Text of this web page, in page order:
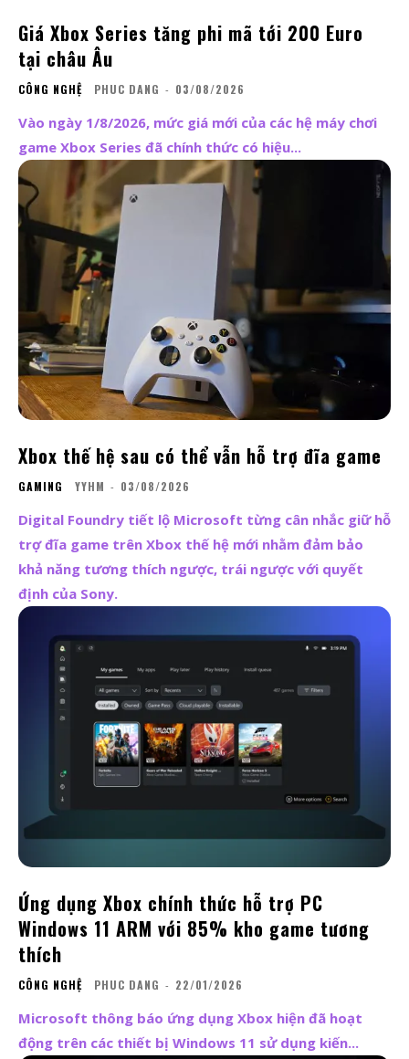
Giá Xbox Series tăng phi mã tới 200 Euro
tại châu Âu
CÔNG NGHỆ PHUC DANG - 03/08/2026
Vào ngày 1/8/2026, mức giá mới của các hệ máy chơi
game Xbox Series đã chính thức có hiệu...
Xbox thế hệ sau có thể vẫn hỗ trợ đĩa game
GAMING YYHM - 03/08/2026
Digital Foundry tiết lộ Microsoft từng cân nhắc giữ hỗ
trợ đĩa game trên Xbox thế hệ mới nhằm đảm bảo
khả năng tương thích ngược, trái ngược với quyết
định của Sony.
Ứng dụng Xbox chính thức hỗ trợ PC
Windows 11 ARM với 85% kho game tương
thích
CÔNG NGHỆ PHUC DANG - 22/01/2026
Microsoft thông báo ứng dụng Xbox hiện đã hoạt
động trên các thiết bị Windows 11 sử dụng kiến...